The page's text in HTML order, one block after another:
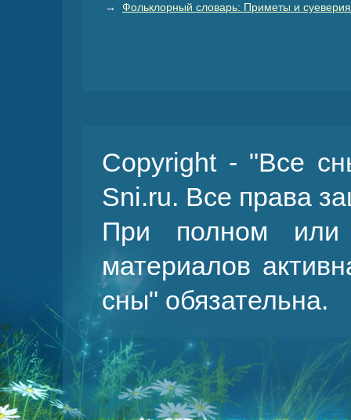
→ Фольклорный словарь: Приметы и суеверия
Copyright - "Все
Sni.ru. Все права
При полном или
материалов
сны" обязательна.